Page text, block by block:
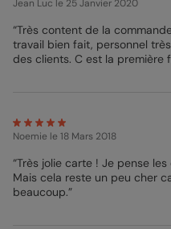
petit texte afin d’expliquer à
lieu, la date ou encore l’heure
nos modèles de lettres sont
l’inspiration vous manque !
“Chez mon destinataire”,
directement chez vos invités.
Bénédicte - Pop Designer
Jean Luc le 25 Janvier 2020
“Très content de la
travail bien fait, personnel
des clients. C est la première fois que nous avons eu recours à
Noemie le 18 Mars 2018
“Très jolie carte ! Je pense
Mais cela reste un peu cher
beaucoup.”